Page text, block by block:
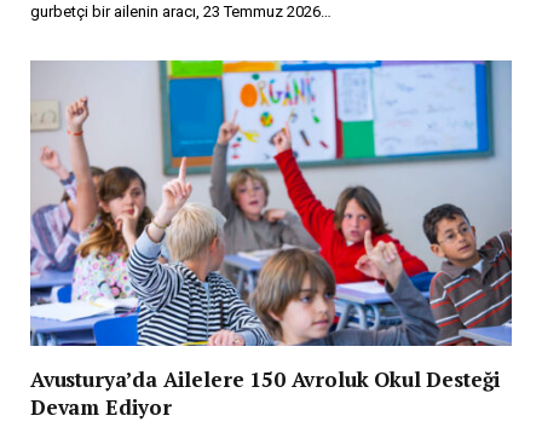
gurbetçi bir ailenin aracı, 23 Temmuz 2026…
Avusturya’da Ailelere 150 Avroluk Okul Desteği
Devam Ediyor